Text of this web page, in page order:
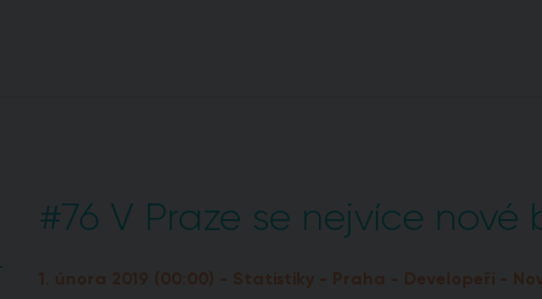
#76 V Praze se nejvíce nové
1. února 2019 (00:00) - Statistiky - Praha - Developeři -